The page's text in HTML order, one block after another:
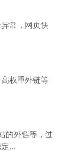
常，网页快
权重外链等
的外链等，过
...